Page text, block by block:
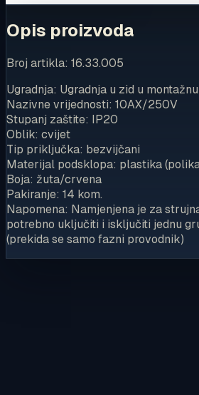
Opis proizvoda
Broj artikla: 16.33.005
Ugradnja: Ugradnja u zid u
Nazivne vrijednosti: 10AX/250V
Stupanj zaštite: IP20
Oblik: cvijet
Tip priključka: bezvijčani
Materijal podsklopa: plastika
Boja: žuta/crvena
Pakiranje: 14 kom.
Napomena: Namjenjena je za
potrebno uključiti i isključiti jednu
(prekida se samo fazni provodnik)